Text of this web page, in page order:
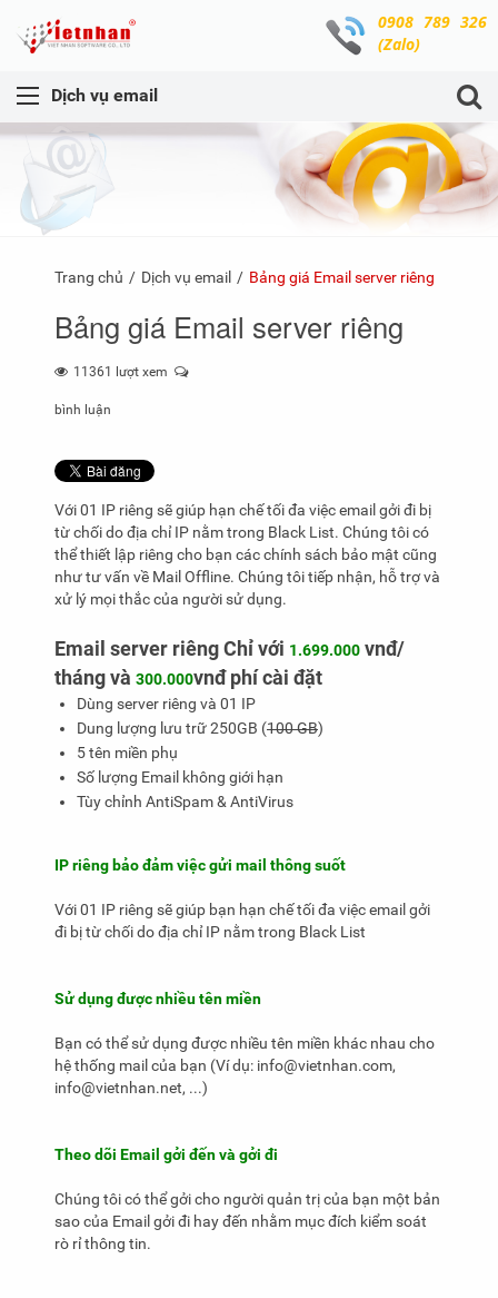
0908 789 326
(Zalo)
Dịch vụ email
Trang chủ Dịch vụ email Bảng giá Email server riêng
Bảng giá Email server riêng
11361 lượt xem
bình luận
Với 01 IP riêng sẽ giúp hạn chế tối đa việc email gởi đi bị
từ chối do địa chỉ IP nằm trong Black List. Chúng tôi có
thể thiết lập riêng cho bạn các chính sách bảo mật cũng
như tư vấn về Mail Offline. Chúng tôi tiếp nhận, hỗ trợ và
xử lý mọi thắc của người sử dụng.
Email server riêng Chỉ với 1.699.000 vnđ/
tháng và 300.000vnđ phí cài đặt
Dùng server riêng và 01 IP
Dung lượng lưu trữ 250GB (100 GB)
5 tên miền phụ
Số lượng Email không giới hạn
Tùy chỉnh AntiSpam & AntiVirus
IP riêng bảo đảm việc gửi mail thông suốt
Với 01 IP riêng sẽ giúp bạn hạn chế tối đa việc email gởi
đi bị từ chối do địa chỉ IP nằm trong Black List
Sử dụng được nhiều tên miền
Bạn có thể sử dụng được nhiều tên miền khác nhau cho
hệ thống mail của bạn (Ví dụ: info@vietnhan.com,
info@vietnhan.net, ...)
Theo dõi Email gởi đến và gởi đi
Chúng tôi có thể gởi cho người quản trị của bạn một bản
sao của Email gởi đi hay đến nhằm mục đích kiểm soát
rò rỉ thông tin.